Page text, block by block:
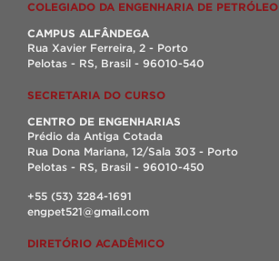
COLEGIADO DA ENGENHARIA DE PETRÓLEO
CAMPUS ALFÂNDEGA
Rua Xavier Ferreira, 2 - Porto
Pelotas - RS, Brasil - 96010-540
SECRETARIA DO CURSO
CENTRO DE ENGENHARIAS
Prédio da Antiga Cotada
Rua Dona Mariana, 12/Sala 303 - Porto
Pelotas - RS, Brasil - 96010-450
+55 (53) 3284-1691
engpet521@gmail.com
DIRETÓRIO ACADÊMICO